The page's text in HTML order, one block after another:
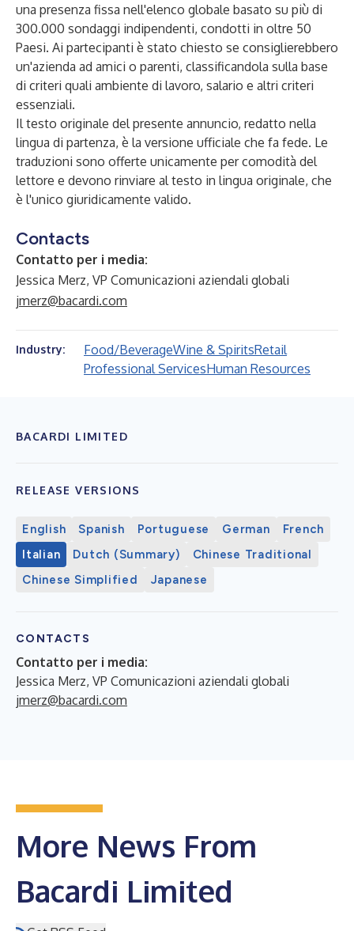
una presenza fissa nell'elenco globale basato su più di
300.000 sondaggi indipendenti, condotti in oltre 50
Paesi. Ai partecipanti è stato chiesto se consiglierebbero
un'azienda ad amici o parenti, classificandola sulla base
di criteri quali ambiente di lavoro, salario e altri criteri
essenziali.
Il testo originale del presente annuncio, redatto nella
lingua di partenza, è la versione ufficiale che fa fede. Le
traduzioni sono offerte unicamente per comodità del
lettore e devono rinviare al testo in lingua originale, che
è l'unico giuridicamente valido.
Contacts
Contatto per i media:
Jessica Merz, VP Comunicazioni aziendali globali
jmerz@bacardi.com
Industry: Food/BeverageWine & SpiritsRetail
Professional ServicesHuman Resources
BACARDI LIMITED
RELEASE VERSIONS
English Spanish Portuguese German
French
Italian
Dutch (Summary)
Chinese Traditional
Chinese Simplified
Japanese
CONTACTS
Contatto per i media:
Jessica Merz, VP Comunicazioni aziendali globali
jmerz@bacardi.com
More News From
Bacardi Limited